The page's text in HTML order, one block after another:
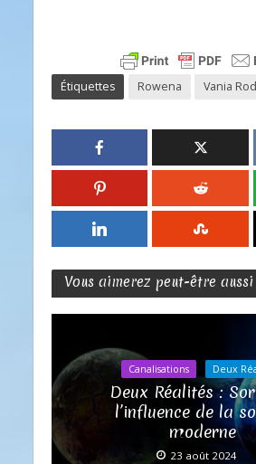
Étiquettes Rowena Vania
Vous aimerez peut-être aussi
Canalisations Deux
Deux Réalités :
l’influence de la
moderne
23 août 2024